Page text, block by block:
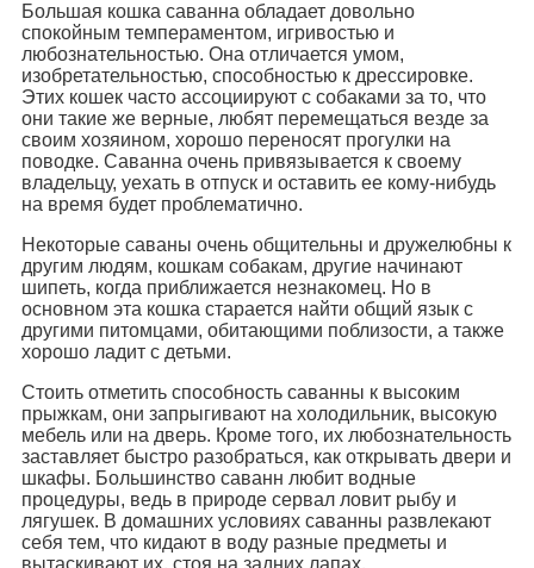
Большая кошка саванна обладает довольно
спокойным темпераментом, игривостью и
любознательностью. Она отличается умом,
изобретательностью, способностью к дрессировке.
Этих кошек часто ассоциируют с собаками за то, что
они такие же верные, любят перемещаться везде за
своим хозяином, хорошо переносят прогулки на
поводке. Саванна очень привязывается к своему
владельцу, уехать в отпуск и оставить ее кому-нибудь
на время будет проблематично.
Некоторые саваны очень общительны и дружелюбны к
другим людям, кошкам собакам, другие начинают
шипеть, когда приближается незнакомец. Но в
основном эта кошка старается найти общий язык с
другими питомцами, обитающими поблизости, а также
хорошо ладит с детьми.
Стоить отметить способность саванны к высоким
прыжкам, они запрыгивают на холодильник, высокую
мебель или на дверь. Кроме того, их любознательность
заставляет быстро разобраться, как открывать двери и
шкафы. Большинство саванн любит водные
процедуры, ведь в природе сервал ловит рыбу и
лягушек. В домашних условиях саванны развлекают
себя тем, что кидают в воду разные предметы и